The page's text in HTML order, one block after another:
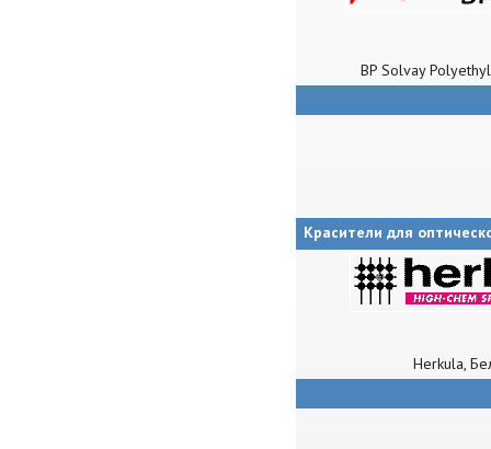
BP Solvay
Красители для
Herkula,